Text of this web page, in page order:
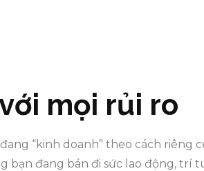
mọi rủi ro
“kinh doanh” theo cách riêng
bạn đang bán đi sức lao động, trí